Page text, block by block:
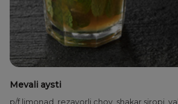
Mevali aysti
p/f limonad, rezavorli choy, shakar siropi,